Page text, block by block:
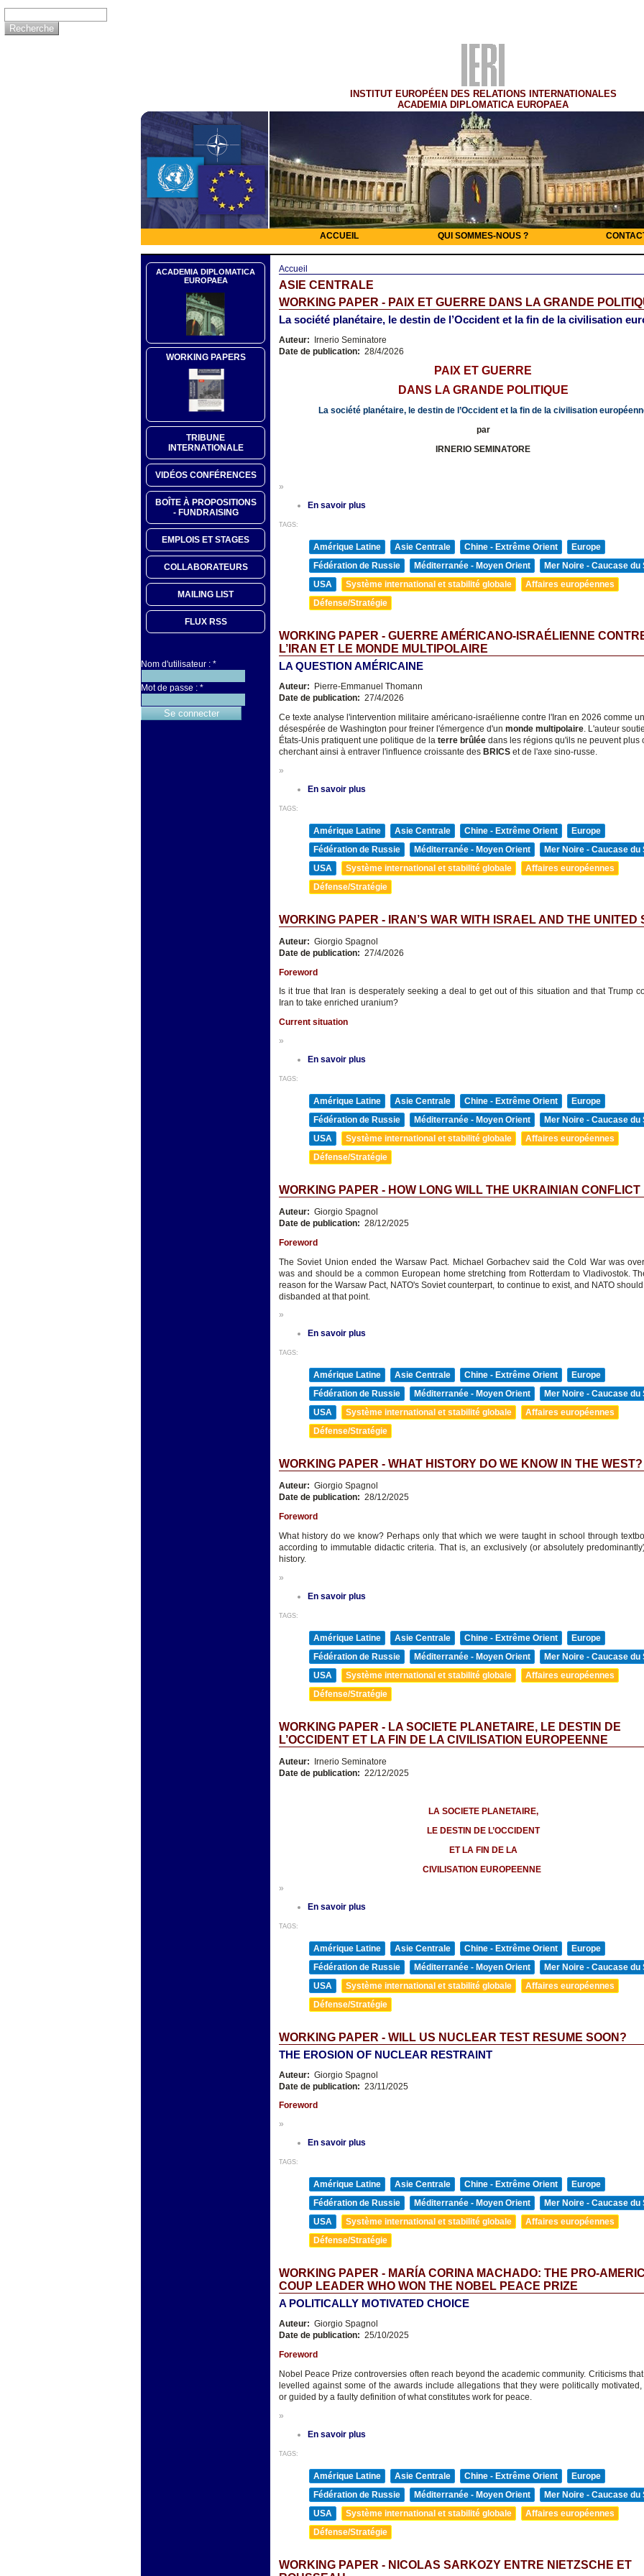
INSTITUT EUROPÉEN DES RELATIONS INTERNATIONALES
ACADEMIA DIPLOMATICA EUROPAEA
ACCUEIL QUI SOMMES-NOUS ?
ACADEMIA DIPLOMATICA
EUROPAEA
WORKING PAPERS
TRIBUNE
INTERNATIONALE
VIDÉOS CONFÉRENCES
BOÎTE À PROPOSITIONS
- FUNDRAISING
EMPLOIS ET STAGES
COLLABORATEURS
MAILING LIST
FLUX RSS
Nom d'utilisateur : *
Mot de passe : *
Accueil
ASIE CENTRALE
WORKING PAPER - PAIX ET GUERRE DANS LA GRANDE
La société planétaire, le destin de l’Occident et la fin de la civilisation
Auteur: Irnerio Seminatore
Date de publication: 28/4/2026
PAIX ET GUERRE
DANS LA GRANDE POLITIQUE
La société planétaire, le destin de l’Occident et la fin de la civilisation
par
IRNERIO SEMINATORE
»
En savoir plus
TAGS:
Amérique Latine Asie Centrale Chine - Extrême Orient
Europe
Fédération de Russie
Méditerranée - Moyen Orient
Mer Noire - Caucase du
USA
Système international et stabilité globale
Affaires européennes
Défense/Stratégie
WORKING PAPER - GUERRE AMÉRICANO-ISRAÉLIENNE
L’IRAN ET LE MONDE MULTIPOLAIRE
LA QUESTION AMÉRICAINE
Auteur:
Pierre-Emmanuel Thomann
Date de publication: 27/4/2026
Ce texte analyse l'intervention militaire américano-israélienne contre l'Iran en 2026 comme
désespérée de Washington pour freiner l'émergence d'un monde multipolaire. L'auteur
États-Unis pratiquent une politique de la terre brûlée dans les régions qu'ils ne peuvent plus
cherchant ainsi à entraver l'influence croissante des BRICS et de l'axe sino-russe.
»
En savoir plus
TAGS:
Amérique Latine Asie Centrale Chine - Extrême Orient
Europe
Fédération de Russie
Méditerranée - Moyen Orient
Mer Noire - Caucase du
USA
Système international et stabilité globale
Affaires européennes
Défense/Stratégie
WORKING PAPER - IRAN’S WAR WITH ISRAEL AND THE UNITED
Auteur: Giorgio Spagnol
Date de publication: 27/4/2026
Foreword
Is it true that Iran is desperately seeking a deal to get out of this situation and that Trump
Iran to take enriched uranium?
Current situation
»
En savoir plus
TAGS:
Amérique Latine Asie Centrale Chine - Extrême Orient
Europe
Fédération de Russie
Méditerranée - Moyen Orient
Mer Noire - Caucase du
USA
Système international et stabilité globale
Affaires européennes
Défense/Stratégie
WORKING PAPER - HOW LONG WILL THE UKRAINIAN
Auteur: Giorgio Spagnol
Date de publication: 28/12/2025
Foreword
The Soviet Union ended the Warsaw Pact. Michael Gorbachev said the Cold War was
was and should be a common European home stretching from Rotterdam to Vladivostok.
reason for the Warsaw Pact, NATO's Soviet counterpart, to continue to exist, and NATO
disbanded at that point.
»
En savoir plus
TAGS:
Amérique Latine Asie Centrale Chine - Extrême Orient
Europe
Fédération de Russie
Méditerranée - Moyen Orient
Mer Noire - Caucase du
USA
Système international et stabilité globale
Affaires européennes
Défense/Stratégie
WORKING PAPER - WHAT HISTORY DO WE KNOW IN THE WEST?
Auteur: Giorgio Spagnol
Date de publication: 28/12/2025
Foreword
What history do we know? Perhaps only that which we were taught in school through
according to immutable didactic criteria. That is, an exclusively (or absolutely
history.
»
En savoir plus
TAGS:
Amérique Latine Asie Centrale Chine - Extrême Orient
Europe
Fédération de Russie
Méditerranée - Moyen Orient
Mer Noire - Caucase du
USA
Système international et stabilité globale
Affaires européennes
Défense/Stratégie
WORKING PAPER - LA SOCIETE PLANETAIRE, LE DESTIN DE
L’OCCIDENT ET LA FIN DE LA CIVILISATION EUROPEENNE
Auteur: Irnerio Seminatore
Date de publication: 22/12/2025
LA SOCIETE PLANETAIRE,
LE DESTIN DE L’OCCIDENT
ET LA FIN DE LA
CIVILISATION EUROPEENNE
»
En savoir plus
TAGS:
Amérique Latine Asie Centrale Chine - Extrême Orient
Europe
Fédération de Russie
Méditerranée - Moyen Orient
Mer Noire - Caucase du
USA
Système international et stabilité globale
Affaires européennes
Défense/Stratégie
WORKING PAPER - WILL US NUCLEAR TEST RESUME SOON?
THE EROSION OF NUCLEAR RESTRAINT
Auteur: Giorgio Spagnol
Date de publication: 23/11/2025
Foreword
»
En savoir plus
TAGS:
Amérique Latine Asie Centrale Chine - Extrême Orient
Europe
Fédération de Russie
Méditerranée - Moyen Orient
Mer Noire - Caucase du
USA
Système international et stabilité globale
Affaires européennes
Défense/Stratégie
WORKING PAPER - MARÍA CORINA MACHADO: THE PRO-
COUP LEADER WHO WON THE NOBEL PEACE PRIZE
A POLITICALLY MOTIVATED CHOICE
Auteur: Giorgio Spagnol
Date de publication: 25/10/2025
Foreword
Nobel Peace Prize controversies often reach beyond the academic community. Criticisms
levelled against some of the awards include allegations that they were politically motivated,
or guided by a faulty definition of what constitutes work for peace.
»
En savoir plus
TAGS:
Amérique Latine Asie Centrale Chine - Extrême Orient
Europe
Fédération de Russie
Méditerranée - Moyen Orient
Mer Noire - Caucase du
USA
Système international et stabilité globale
Affaires européennes
Défense/Stratégie
WORKING PAPER - NICOLAS SARKOZY ENTRE NIETZSCHE ET